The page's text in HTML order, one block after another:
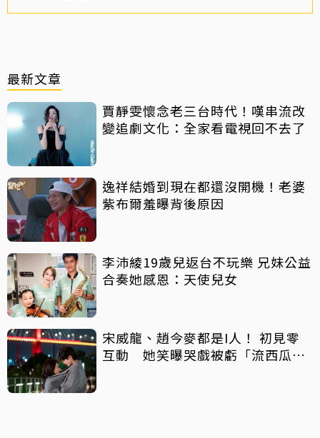
最新文章
賈靜雯懷念老三台時代！嘆串流改
變追劇文化：全家看電視回不去了
逸祥結婚到現在都還沒開機！老婆
紫布爾羞曝背後原因
李沛綾19歲兒返台不玩樂 兄妹公益
合奏她感恩：天使兒女
宋威龍、趙今麥都是I人！ 初見零
互動 她笑曝哭戲被虧「流西瓜